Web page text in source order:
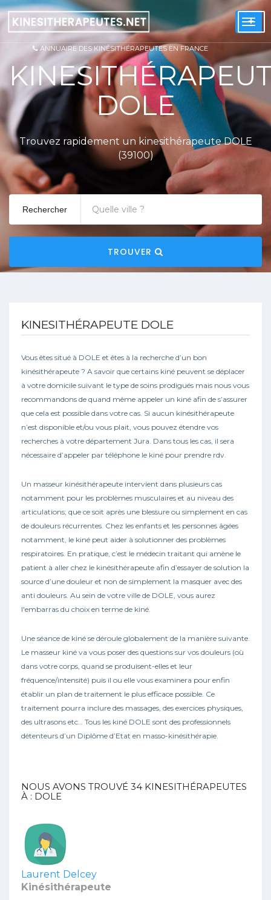
+
ANNUAIRE DES KINÉSITHÉRAPEUTES EN FRANCE
DOLE
Trouvez rapidement un kinesithérapeute DOLE
(39100)
Rechercher
TROUVER
KINESITHÉRAPEUTE DOLE
Vous êtes situé à DOLE et êtes à la recherche d’un bon
kinésithérapeute ? A savoir que certains kiné peuvent se déplacer
à votre domicile suivant le type de soins prodigués mais nous vous
recommandons de quand même appeler un kiné afin de s’assurer
que cela est possible dans votre cas. Si aucun kinésithérapeute
n’est disponible et/ou vous plait, vous pouvez étendre vos
recherches à votre département Jura. Dans tous les cas, il sera
nécessaire d’appeler par téléphone le kiné pour prendre rdv.
Un masseur kinésithérapeute intervient dans plusieurs cas
notamment pour les problèmes musculaires et au niveau des
articulations; que ce soit après une blessure ou simplement en cas
de douleurs récurrentes. Chez les enfants et les personnes âgées
notamment, le kiné peut aider à solutionner des problèmes
respiratoires. En pratique, c’est le médecin traitant qui amène le
patient à aller chez le kinésithérapeute afin d’essayer de solution la
source d’une douleur et non de simplement la masquer avec des
anti douleurs. Au sein de votre ville de DOLE, vous aurez
l'embarras du choix en terme de kiné.
Une séance de kiné se déroule globalement de la manière suivante.
Le masseur kiné va vous poser des questions sur vos douleurs (où
dans votre corps, quand se produisent-elles et leur
fréquence/intensité) puis il ou elle vous examinera pour enfin
établir un plan de traitement le plus efficace possible. Ce
traitement pourra inclure des massages, des exercices physiques,
des ultrasons etc… Tous les kiné DOLE sont des professionnels
détenteurs d’un Diplôme d’Etat en masso-kinésithérapie.
NOUS AVONS TROUVÉ 34 KINESITHÉRAPEUTES
À : DOLE
Laurent Delcey
Kinésithérapeute